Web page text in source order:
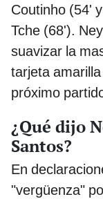
Coutinho (54'
Tche (68').
suavizar la
tarjeta
próximo
¿Qué dijo
Santos?
En
"vergüenza"